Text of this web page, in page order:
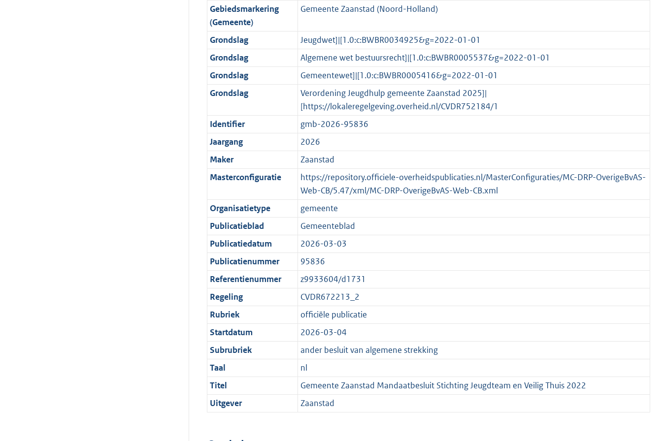
o
r
m
a
a
t
f
o
r
m
a
a
t
n
f
o
r
m
a
a
i
n
f
o
r
m
a
t
K
b
o
t
e
:
3
K
b
o
t
t
e
:
3
K
b
Gebiedsmarkering
(Gemeente)
Gemeente Zaanstad (Noord-Holland)
Grondslag
Jeugdwet]|[1.0:c:BWBR0034925&g=2022-01-01
Grondslag
Algemene wet bestuursrecht]|[1.0:c:BWBR0005537&g=2022-01-01
Grondslag
Gemeentewet]|[1.0:c:BWBR0005416&g=2022-01-01
Grondslag
Verordening Jeugdhulp gemeente Zaanstad 2025]|
[https://lokaleregelgeving.overheid.nl/CVDR752184/1
Identifier
gmb-2026-95836
Jaargang
2026
Maker
Zaanstad
Masterconfiguratie
https://repository.officiele-overheidspublicaties.nl/MasterConfiguraties/MC-DRP-OverigeBvAS-
Web-CB/5.47/xml/MC-DRP-OverigeBvAS-Web-CB.xml
Organisatietype
gemeente
Publicatieblad
Gemeenteblad
Publicatiedatum
2026-03-03
Publicatienummer
95836
Referentienummer
z9933604/d1731
Regeling
CVDR672213_2
Rubriek
officiële publicatie
Startdatum
2026-03-04
Subrubriek
ander besluit van algemene strekking
Taal
nl
Titel
Gemeente Zaanstad Mandaatbesluit Stichting Jeugdteam en Veilig Thuis 2022
Uitgever
Zaanstad